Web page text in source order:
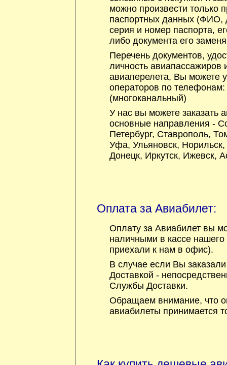
можно произвести только
паспортных данных (ФИО,
серия и номер паспорта,
либо документа его
Перечень документов,
личность авиапассажиров
авиаперелета, Вы можете
операторов по
(многоканальный)
У нас вы можете заказать
основные направления -
Петербург, Ставрополь,
Уфа, Ульяновск, Норильск,
Донецк, Иркутск, Ижевск,
Оплата за Авиабилет:
Оплату за Авиабилет вы
наличными в кассе нашего
приехали к нам в офис).
В случае если Вы
Доставкой -
Службы Доставки.
Обращаем внимание, что
авиабилеты принимается